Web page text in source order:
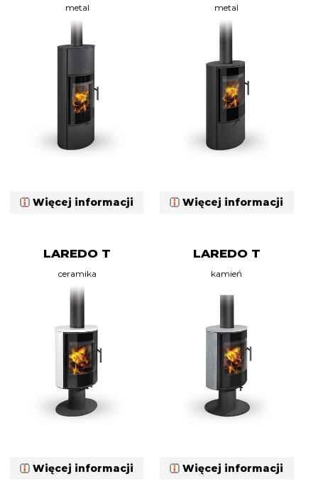
metal
Więcej informacji
metal
Więcej informacji
LAREDO T
ceramika
Więcej informacji
LAREDO T
kamień
Więcej informacji